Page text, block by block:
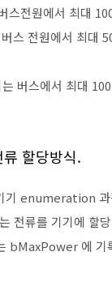
전원에서 최대
전원에서 최대
버스에서 최대
할당방식.
기 enumeration
전류를 기기에 할
bMaxPower 에